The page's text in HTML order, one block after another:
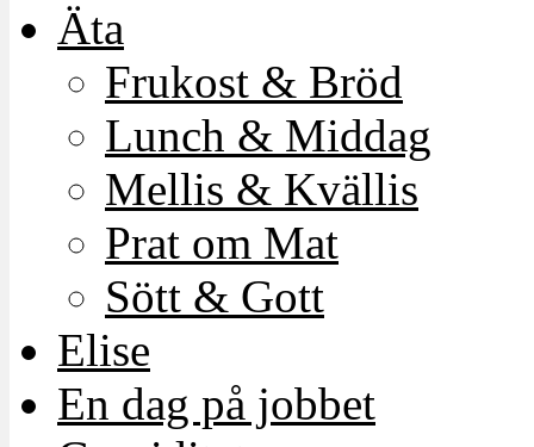
Äta
Frukost & Bröd
Lunch & Middag
Mellis & Kvällis
Prat om Mat
Sött & Gott
Elise
En dag på jobbet